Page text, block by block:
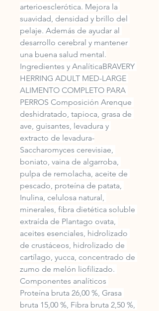
arterioesclerótica. Mejora la
suavidad, densidad y brillo del
pelaje. Además de ayudar al
desarrollo cerebral y mantener
una buena salud mental.
Ingredientes y AnalíticaBRAVERY
HERRING ADULT MED-LARGE
ALIMENTO COMPLETO PARA
PERROS Composición Arenque
deshidratado, tapioca, grasa de
ave, guisantes, levadura y
extracto de levadura-
Saccharomyces cerevisiae,
boniato, vaina de algarroba,
pulpa de remolacha, aceite de
pescado, proteína de patata,
Inulina, celulosa natural,
minerales, fibra dietética soluble
extraída de Plantago ovata,
aceites esenciales, hidrolizado
de crustáceos, hidrolizado de
cartílago, yucca, concentrado de
zumo de melón liofilizado.
Componentes analíticos
Proteína bruta 26,00 %, Grasa
bruta 15,00 %, Fibra bruta 2,50 %,